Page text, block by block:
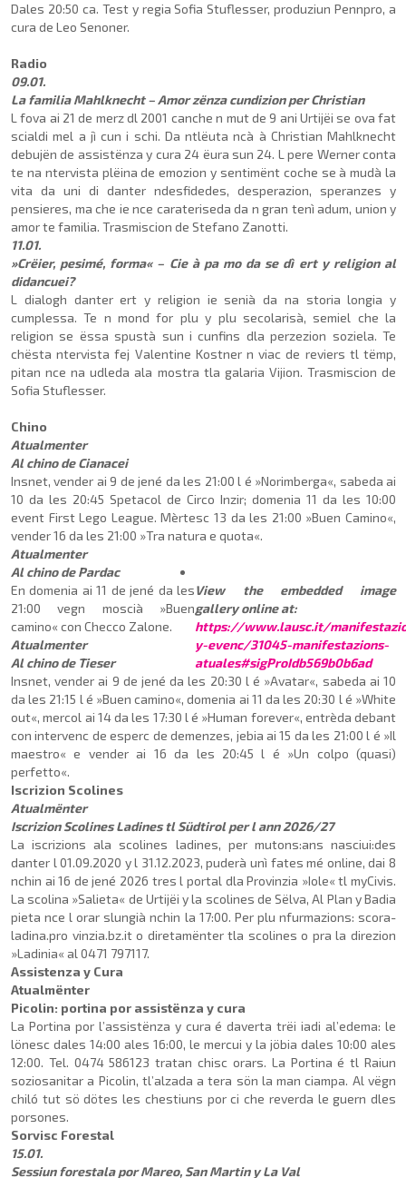
Dales 20:50 ca. Test y regia Sofia Stuflesser, produziun Pennpro, a
cura de Leo Seno­ner.
Radio
09.01.
La familia Mahlknecht – Amor zënza cundizion per Christian
L fova ai 21 de merz dl 2001 canche n mut de 9 ani Urtijëi se ova fat
scialdi mel a jì cun i schi. Da ntlëuta ncà à Chri­stian Mahlknecht
debujën de assistënza y cura 24 ëura sun 24. L pere Werner conta
te na ntervista plëina de emozion y sentimënt coche se à mudà la
vita da uni di danter ndesfi­dedes, despera­zion, speranzes y
pensieres, ma che ie nce ca­rateriseda da n gran tenì adum, union y
amor te familia. Trasmiscion de Stefano Za­notti.
11.01.
»Crëier, pesimé, forma« – Cie à pa mo da se dì ert y religion al
didancuei?
L dialogh danter ert y religion ie senià da na storia longia y
cumplessa. Te n mond for plu y plu secolarisà, semiel che la
religion se ëssa spustà sun i cunfins dla perzezion soziela. Te
chësta ntervista fej Valentine Kostner n viac de reviers tl tëmp,
pitan nce na udleda ala mostra tla galaria Vijion. Trasmiscion de
Sofia Stuflesser.
Chino
Atualmenter
Al chino de Cianacei
Insnet, vender ai 9 de jené da les 21:00 l é »Norimberga«, sabeda ai
10 da les 20:45 Spe­tacol de Circo Inzir; domenia 11 da les 10:00
event First Lego League. Mèrtesc 13 da les 21:00 »Buen Ca­mino«,
vender 16 da les 21:00 »Tra natura e quota«.
Atualmenter
Al
View the embedded image
gallery online at:
https://www.lausc.it/
y-evenc/31045-manifestazions-
atuales#sigProIdb569b0b6ad
chino de Pardac
En domenia ai 11 de jené da les
21:00 vegn moscià »Buen
camino« con Checco Zalone.
Atualmenter
Al chino de Tieser
Insnet, vender ai 9 de jené da les 20:30 l é »Avatar«, sabeda ai 10
da les 21:15 l é »Buen ca­­mino«, domenia ai 11 da les 20:30 l é »White
out«, mercol ai 14 da les 17:30 l é »Human forever«, entrèda debant
con intervenc de esperc de demenzes, jebia ai 15 da les 21:00 l é »Il
maestro« e ven­der ai 16 da les 20:45 l é »Un colpo (quasi)
perfetto«.
Iscrizion Scolines
Atualmënter
Iscrizion Scolines Ladines tl Südtirol per l ann 2026/27
La iscrizions ala scolines ladines, per mutons:ans na­sciui:des
danter l 01.09.2020 y l 31.12.2023, puderà unì fates mé online, dai 8
nchin ai 16 de jené 2026 tres l portal dla Provinzia »Iole« tl myCivis.
La scolina »Salieta« de Urtijëi y la scolines de Sëlva, Al Plan y Badia
pieta nce l orar slungià nchin la 17:00. Per plu nfur­mazions: scora-
ladina.pro vinzia.bz.it o diretamënter tla scolines o pra la direzion
»Ladinia« al 0471 797117.
Assistenza y Cura
Atualmënter
Picolin: portina por assistënza y cura
La Portina por l’assistënza y cura é daverta trëi iadi al’ede­ma: le
lönesc dales 14:00 ales 16:00, le mercui y la jöbia dales 10:00 ales
12:00. Tel. 0474 586123 tratan chisc orars. La Portina é tl Raiun
sozio­sanitar a Picolin, tl’alzada a tera sön la man ciampa. Al vëgn
chiló tut sö dötes les chestiuns por ci che reverda le guern dles
porsones.
Sorvisc Forestal
15.01.
Sessiun forestala por Mareo, San Martin y La Val